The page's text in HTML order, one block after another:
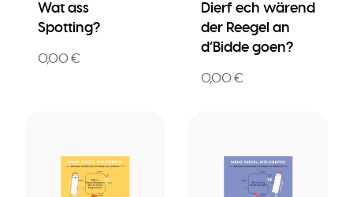
Wat ass
Spotting?
0,00 €
Dierf ech wärend
der Reegel an
d’Bidde goen?
0,00 €